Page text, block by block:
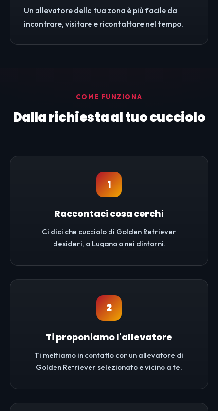
Un allevatore della tua zona è più facile da
incontrare, visitare e ricontattare nel tempo.
COME FUNZIONA
Dalla richiesta al tuo cucciolo
1
Raccontaci cosa cerchi
Ci dici che cucciolo di Golden Retriever
desideri, a Lugano o nei dintorni.
2
Ti proponiamo l'allevatore
Ti mettiamo in contatto con un allevatore di
Golden Retriever selezionato e vicino a te.